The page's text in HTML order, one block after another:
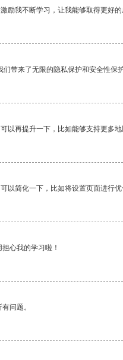
励我不断学习，让我能够取得更好的
带来了无限的隐私保护和安全性保护
以再提升一下，比如能够支持更多地
以简化一下，比如将设置页面进行优
心我的学习啦！
问题。